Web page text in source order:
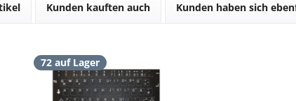
Kunden kauften auch Kunden haben sich
72 auf Lager